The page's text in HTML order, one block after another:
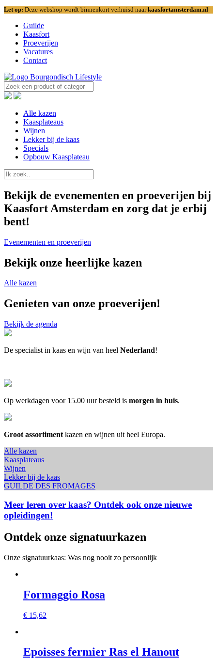
Let op: Deze webshop wordt binnenkort verhuisd naarkaasfortamsterdam.nl
Guilde
Kaasfort
Proeverijen
Vacatures
Contact
Alle kazen
Kaasplateaus
Wijnen
Lekker bij de kaas
Specials
Opbouw Kaasplateau
Bekijk de evenementen en proeverijen bij
Kaasfort Amsterdam en zorg dat je erbij
bent!
Evenementen en proeverijen
Bekijk onze heerlijke kazen
Alle kazen
Genieten van onze proeverijen!
Bekijk de agenda
De specialist in kaas en wijn van heel Nederland!
Op werkdagen voor 15.00 uur besteld is morgen in huis.
Groot assortiment kazen en wijnen uit heel Europa.
Alle kazen
Kaasplateaus
Wijnen
Lekker bij de kaas
GUILDE DES FROMAGES
Meer leren over kaas? Ontdek ook onze nieuwe
opleidingen!
Ontdek onze signatuurkazen
Onze signatuurkaas: Was nog nooit zo persoonlijk
Formaggio Rosa
€ 15,62
Epoisses fermier Ras el Hanout